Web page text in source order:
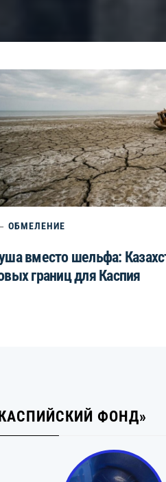
ОБМЕЛЕНИЕ
вместо шельфа:
границ для Каспия
ФОНД»